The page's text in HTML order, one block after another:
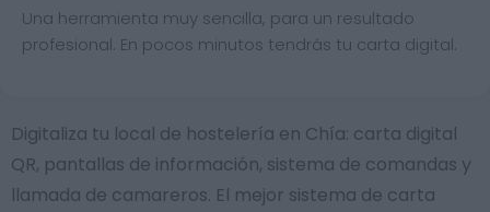
Una herramienta muy sencilla, para un resultado
profesional. En pocos minutos tendrás tu carta digital.
Digitaliza tu local de hostelería en Chía: carta digital
QR, pantallas de información, sistema de comandas y
llamada de camareros. El mejor sistema de carta